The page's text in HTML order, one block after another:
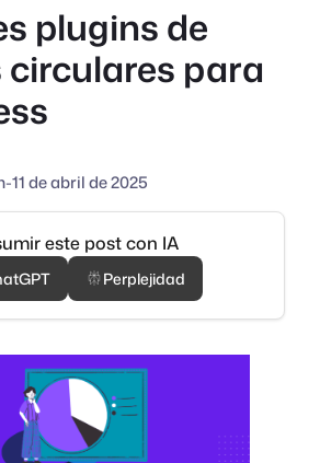
plugins de
para
-11 de abril de 2025
este post con IA
Perplejidad